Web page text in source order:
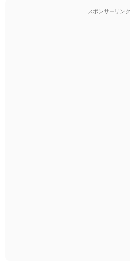
スポンサーリンク